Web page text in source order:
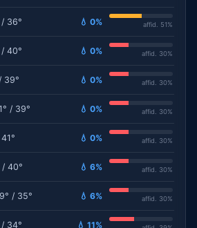
36° 💧 0% affid. 51%
40° 💧 0% affid. 30%
39° 💧 0% affid. 30%
/ 39° 💧 0% affid. 30%
💧 0% affid. 30%
/ 40° 💧 6% affid. 30%
/ 35° 💧 6% affid. 30%
/ 34° 💧 11%